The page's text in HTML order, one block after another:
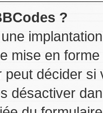
?
mise en
peut décider
désactiver